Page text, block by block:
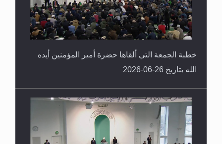
خطبة الجمعة التي ألقاها حضرة أمير المؤمنين أيده
الله بتاريخ 26-06-2026